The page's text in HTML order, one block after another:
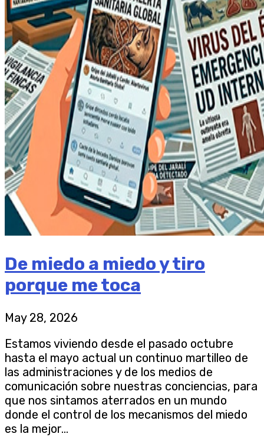
De miedo a miedo y tiro
porque me toca
May 28, 2026
Estamos viviendo desde el pasado octubre
hasta el mayo actual un continuo martilleo de
las administraciones y de los medios de
comunicación sobre nuestras conciencias, para
que nos sintamos aterrados en un mundo
donde el control de los mecanismos del miedo
es la mejor...